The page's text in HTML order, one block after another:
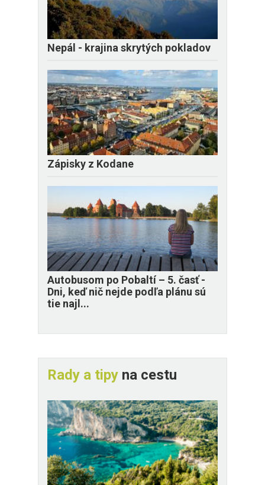
Nepál - krajina skrytých pokladov
Zápisky z Kodane
​Autobusom po Pobaltí – 5. časť -
Dni, keď nič nejde podľa plánu sú
tie najl...
Rady a tipy na cestu